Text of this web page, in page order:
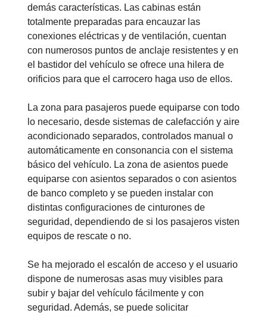
demás características. Las cabinas están
totalmente preparadas para encauzar las
conexiones eléctricas y de ventilación, cuentan
con numerosos puntos de anclaje resistentes y en
el bastidor del vehículo se ofrece una hilera de
orificios para que el carrocero haga uso de ellos.
La zona para pasajeros puede equiparse con todo
lo necesario, desde sistemas de calefacción y aire
acondicionado separados, controlados manual o
automáticamente en consonancia con el sistema
básico del vehículo. La zona de asientos puede
equiparse con asientos separados o con asientos
de banco completo y se pueden instalar con
distintas configuraciones de cinturones de
seguridad, dependiendo de si los pasajeros visten
equipos de rescate o no.
Se ha mejorado el escalón de acceso y el usuario
dispone de numerosas asas muy visibles para
subir y bajar del vehículo fácilmente y con
seguridad. Además, se puede solicitar